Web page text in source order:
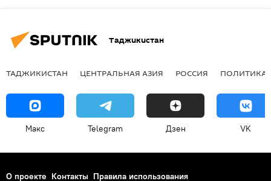
Таджикистан
ТАДЖИКИСТАН ЦЕНТРАЛЬНАЯ АЗИЯ РОССИЯ ПОЛИТИКА
Макс Telegram Дзен VK
О проекте Контакты Правила использования